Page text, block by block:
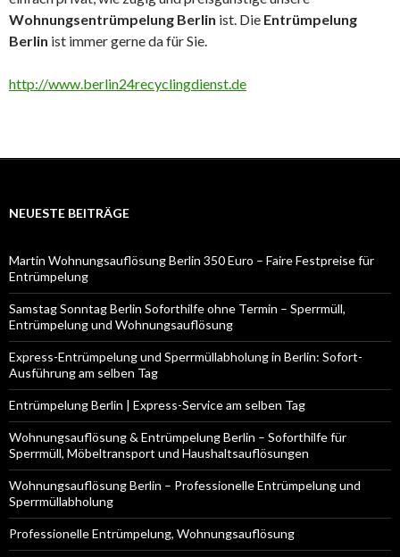
Wohnungsentrümpelung Berlin ist. Die Entrümpelung
Berlin ist immer gerne da für Sie.
http://www.berlin24recyclingdienst.de
NEUESTE BEITRÄGE
Martin Wohnungsauflösung Berlin 350 Euro – Faire Festpreise für
Entrümpelung
Samstag Sonntag Berlin Soforthilfe ohne Termin – Sperrmüll,
Entrümpelung und Wohnungsauflösung
Express-Entrümpelung und Sperrmüllabholung in Berlin: Sofort-
Ausführung am selben Tag
Entrümpelung Berlin | Express-Service am selben Tag
Wohnungsauflösung & Entrümpelung Berlin – Soforthilfe für
Sperrmüll, Möbeltransport und Haushaltsauflösungen
Wohnungsauflösung Berlin – Professionelle Entrümpelung und
Sperrmüllabholung
Professionelle Entrümpelung, Wohnungsauflösung